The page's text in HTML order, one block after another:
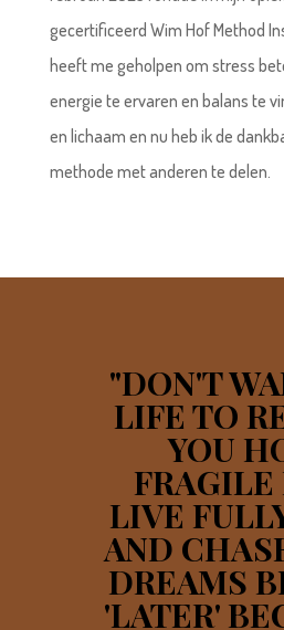
gecertificeerd Wim Hof Method
heeft me geholpen om stress
energie te ervaren en balans te
en lichaam en nu heb ik de
methode met anderen te delen.
"DON'T
LIFE TO
YOU
FRAGILE
LIVE
AND
DREAMS
'LATER'